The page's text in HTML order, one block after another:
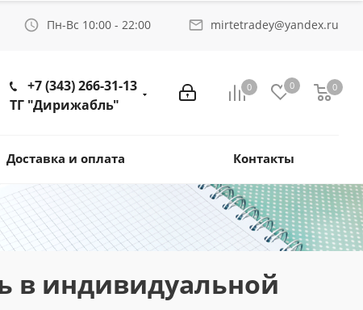
Пн-Вс 10:00 - 22:00 mirtetradey@yandex.ru
0 0 0
+7 (343) 266-31-13
ТГ "Дирижабль"
Доставка и оплата Контакты
в индивидуальной